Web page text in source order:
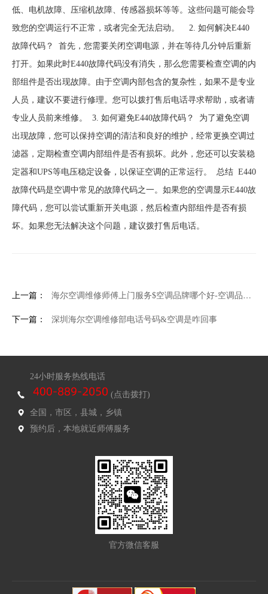
低、电机故障、压缩机故障、传感器损坏等等。这些问题可能会导
致您的空调运行不正常，或者完全无法启动。 2. 如何解决E440
故障代码？ 首先，您需要关闭空调电源，并在等待几分钟后重新
打开。如果此时E440故障代码没有消失，那么您需要检查空调的内
部组件是否出现故障。由于空调内部包含的复杂性，如果不是专业
人员，建议不要进行修理。您可以拨打售后电话寻求帮助，或者请
专业人员前来维修。 3. 如何避免E440故障代码？ 为了避免空调
出现故障，您可以保持空调的清洁和良好的维护，经常更换空调过
滤器，定期检查空调内部组件是否有损坏。此外，您还可以安装稳
定器和UPS等电压稳定设备，以保证空调的正常运行。 总结 E440
故障代码是空调中常见的故障代码之一。如果您的空调显示E440故
障代码，您可以尝试重新开关电源，然后检查内部组件是否有损
坏。如果您无法解决这个问题，建议拨打售后电话。
上一篇： 海尔空调维修师傅上门服务$空调品牌哪个好-空调品牌推荐
下一篇： 深圳海尔空调维修部电话号码&空调是咋回事
24小时服务热线电话
(点击拨打)
全国，市区，县城，乡镇
预约后，本地就近师傅服务
官方微信客服